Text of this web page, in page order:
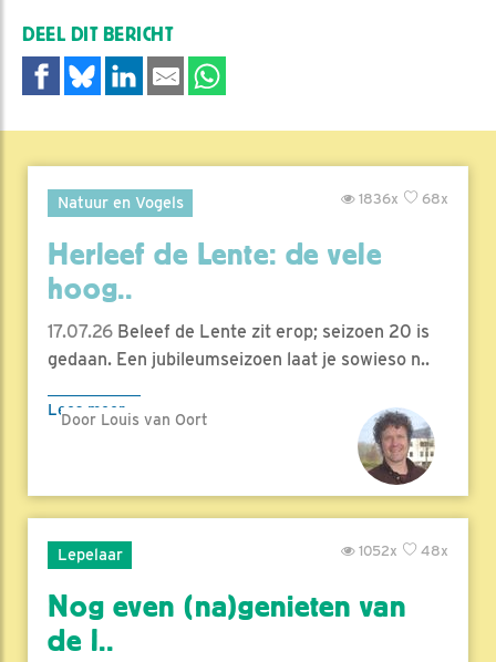
DEEL DIT BERICHT
Natuur en Vogels 68x
1836x
Herleef de Lente: de vele
hoog..
17.07.26 Beleef de Lente zit erop; seizoen 20 is
gedaan. Een jubileumseizoen laat je sowieso n..
Lees meer
Door Louis van Oort
Lepelaar 48x
1052x
Nog even (na)genieten van
de l..